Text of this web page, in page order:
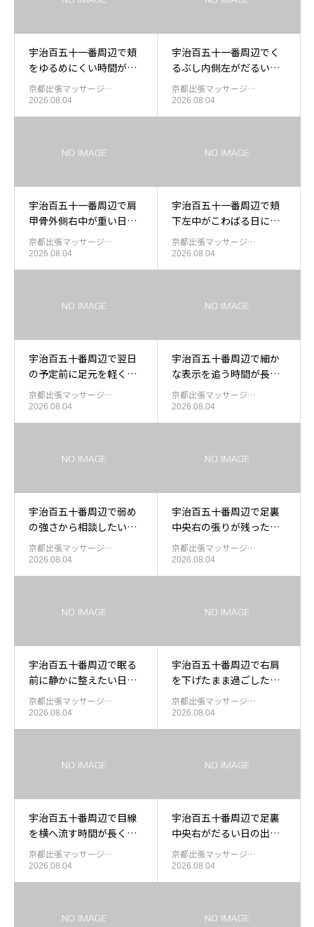
宇治百五十一番周辺で頬
をゆるめにくい時間が長
くなったあと頬下まわり
を休める出張マッサージ
京都出張マッサージ…
2026.08.04
宇治百五十一番周辺でく
るぶし内側左がだるい日
の出張もみほぐし
京都出張マッサージ…
2026.08.04
宇治百五十一番周辺で肩
甲骨外側右中が重い日に
部屋で受ける出張もみほ
ぐし
京都出張マッサージ…
2026.08.04
宇治百五十一番周辺で頬
下左中がこわばる日に出
張もみほぐしを使う目安
京都出張マッサージ…
2026.08.04
宇治百五十番周辺で翌日
の予定前に足元を軽くし
たい日の出張もみほぐし
京都出張マッサージ…
2026.08.04
宇治百五十番周辺で細か
な表示を追う時間が長く
なったあと肩下右中を休
める出張マッサージ
京都出張マッサージ…
2026.08.04
宇治百五十番周辺で弱め
の強さから相談したい方
の出張もみほぐし
京都出張マッサージ…
2026.08.04
宇治百五十番周辺で足裏
中央右の張りが残った日
の足裏を休める出張もみ
ほぐし
京都出張マッサージ…
2026.08.04
宇治百五十番周辺で眠る
前に静かに整えたい日の
出張もみほぐし
京都出張マッサージ…
2026.08.04
宇治百五十番周辺で右肩
を下げたまま過ごしたあ
と肩下右中を休める出張
もみほぐし
京都出張マッサージ…
2026.08.04
宇治百五十番周辺で目線
を横へ流す時間が長くな
ったあと目尻まわりを休
める出張マッサージ
京都出張マッサージ…
2026.08.04
宇治百五十番周辺で足裏
中央右がだるい日の出張
もみほぐし
京都出張マッサージ…
2026.08.04